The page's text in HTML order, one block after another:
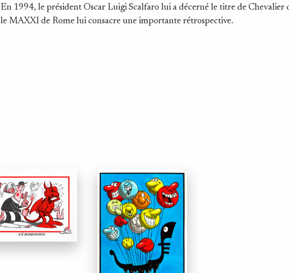
En 1994, le président Oscar Luigi Scalfaro lui a décerné le titre de
le MAXXI de Rome lui consacre une importante rétrospective.